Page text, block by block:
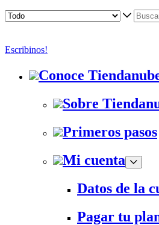
Escribinos!
Conoce
Sobre
Primeros pasos
Mi cuenta
Datos de la
Pagar tu